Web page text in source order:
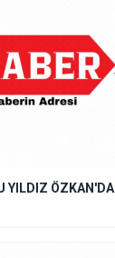
YILDIZ